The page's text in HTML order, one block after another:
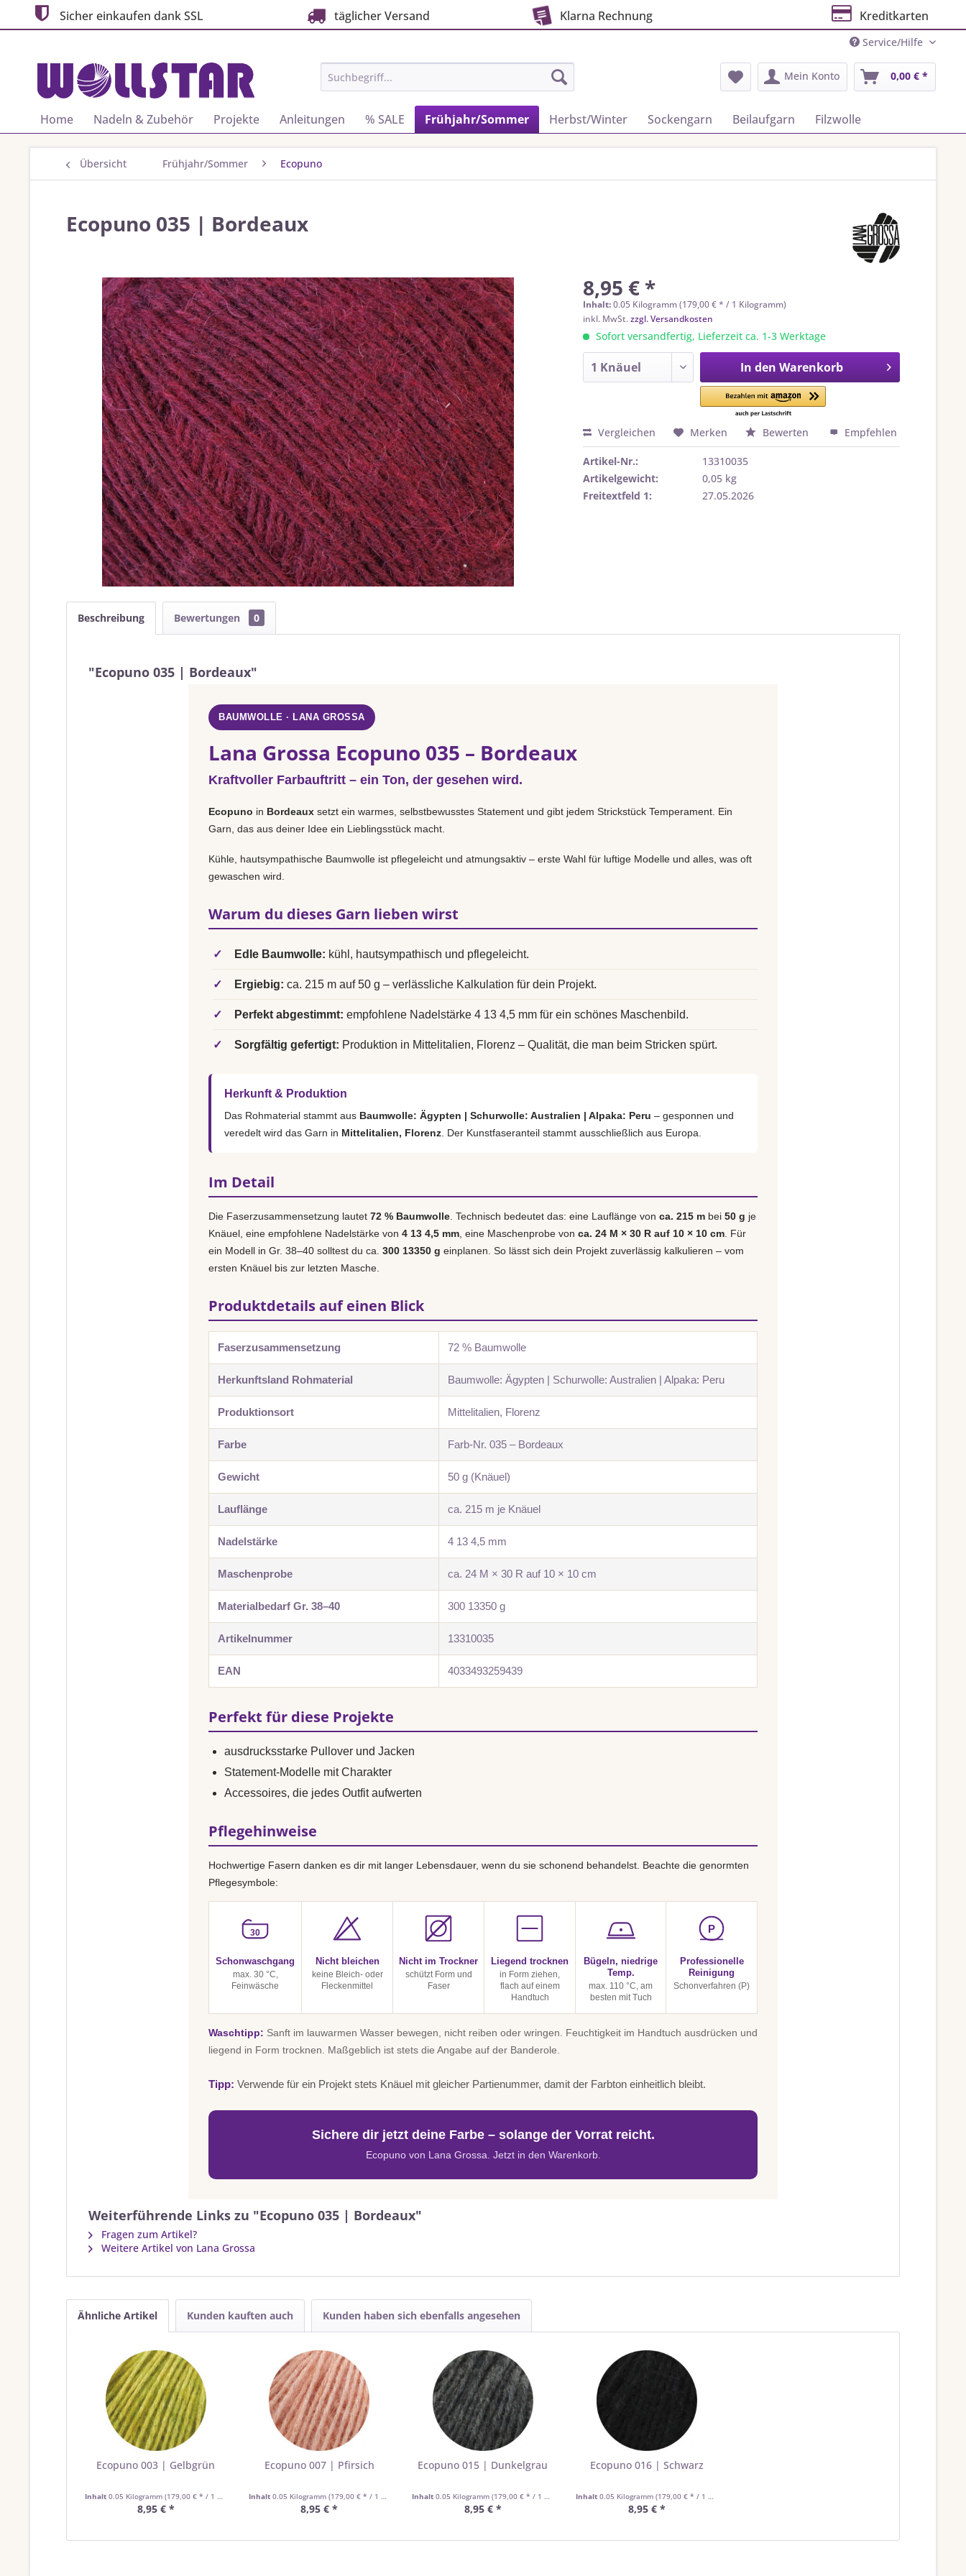
Sicher einkaufen dank SSL täglicher Versand Klarna Rechnung Kreditkarten
Service/Hilfe
Mein Konto 0,00 € *
Home Nadeln & Zubehör Projekte Anleitungen % SALE Frühjahr/Sommer Herbst/Winter Sockengarn Beilaufgarn Filzwolle
Übersicht Frühjahr/Sommer Ecopuno
Ecopuno 035 | Bordeaux
8,95 € *
Inhalt:0.05 Kilogramm (179,00 € * / 1 Kilogramm)
inkl. MwSt.zzgl. Versandkosten
Sofort versandfertig, Lieferzeit ca. 1-3 Werktage
In den Warenkorb
Vergleichen Merken Bewerten Empfehlen
Artikel-Nr.:
13310035
Artikelgewicht:
0,05 kg
Freitextfeld 1:
27.05.2026
Beschreibung Bewertungen 0
"Ecopuno 035 | Bordeaux"
BAUMWOLLE · LANA GROSSA
Lana Grossa Ecopuno 035 – Bordeaux
Kraftvoller Farbauftritt – ein Ton, der gesehen wird.
Ecopuno in Bordeaux setzt ein warmes, selbstbewusstes Statement und gibt jedem Strickstück Temperament. Ein
Garn, das aus deiner Idee ein Lieblingsstück macht.
Kühle, hautsympathische Baumwolle ist pflegeleicht und atmungsaktiv – erste Wahl für luftige Modelle und alles, was oft
gewaschen wird.
Warum du dieses Garn lieben wirst
✓ Edle Baumwolle: kühl, hautsympathisch und pflegeleicht.
✓ Ergiebig: ca. 215 m auf 50 g – verlässliche Kalkulation für dein Projekt.
✓ Perfekt abgestimmt: empfohlene Nadelstärke 4 13 4,5 mm für ein schönes Maschenbild.
✓ Sorgfältig gefertigt: Produktion in Mittelitalien, Florenz – Qualität, die man beim Stricken spürt.
Herkunft & Produktion
Das Rohmaterial stammt aus Baumwolle: Ägypten | Schurwolle: Australien | Alpaka: Peru – gesponnen und
veredelt wird das Garn in Mittelitalien, Florenz . Der Kunstfaseranteil stammt ausschließlich aus Europa.
Im Detail
Die Faserzusammensetzung lautet 72 % Baumwolle . Technisch bedeutet das: eine Lauflänge von ca. 215 m bei 50 g je
Knäuel, eine empfohlene Nadelstärke von 4 13 4,5 mm , eine Maschenprobe von ca. 24 M × 30 R auf 10 × 10 cm . Für
ein Modell in Gr. 38–40 solltest du ca. 300 13350 g einplanen. So lässt sich dein Projekt zuverlässig kalkulieren – vom
ersten Knäuel bis zur letzten Masche.
Produktdetails auf einen Blick
Faserzusammensetzung 72 % Baumwolle
Herkunftsland Rohmaterial Baumwolle: Ägypten | Schurwolle: Australien | Alpaka: Peru
Produktionsort Mittelitalien, Florenz
Farbe Farb-Nr. 035 – Bordeaux
Gewicht 50 g (Knäuel)
Lauflänge ca. 215 m je Knäuel
Nadelstärke 4 13 4,5 mm
Maschenprobe ca. 24 M × 30 R auf 10 × 10 cm
Materialbedarf Gr. 38–40 300 13350 g
Artikelnummer 13310035
EAN 4033493259439
Perfekt für diese Projekte
ausdrucksstarke Pullover und Jacken
Statement-Modelle mit Charakter
Accessoires, die jedes Outfit aufwerten
Pflegehinweise
Hochwertige Fasern danken es dir mit langer Lebensdauer, wenn du sie schonend behandelst. Beachte die genormten
Pflegesymbole:
30
Schonwaschgang
max. 30 °C,
Feinwäsche
Nicht bleichen
keine Bleich- oder
Fleckenmittel
Nicht im Trockner
schützt Form und
Faser
Liegend trocknen
in Form ziehen,
flach auf einem
Handtuch
Bügeln, niedrige
Temp.
max. 110 °C, am
besten mit Tuch
P
Professionelle
Reinigung
Schonverfahren (P)
Waschtipp: Sanft im lauwarmen Wasser bewegen, nicht reiben oder wringen. Feuchtigkeit im Handtuch ausdrücken und
liegend in Form trocknen. Maßgeblich ist stets die Angabe auf der Banderole.
Tipp: Verwende für ein Projekt stets Knäuel mit gleicher Partienummer, damit der Farbton einheitlich bleibt.
Sichere dir jetzt deine Farbe – solange der Vorrat reicht.
Ecopuno von Lana Grossa. Jetzt in den Warenkorb.
Weiterführende Links zu "Ecopuno 035 | Bordeaux"
Fragen zum Artikel?
Weitere Artikel von Lana Grossa
Ähnliche Artikel Kunden kauften auch Kunden haben sich ebenfalls angesehen
Ecopuno 003 | Gelbgrün
Inhalt 0.05 Kilogramm (179,00 € * / 1 Kilogramm)
8,95 € *
Ecopuno 007 | Pfirsich
Inhalt 0.05 Kilogramm (179,00 € * / 1 Kilogramm)
8,95 € *
Ecopuno 015 | Dunkelgrau
Inhalt0.05 Kilogramm(179,00 € * / 1 Kilogramm)
8,95 € *
Ecopuno 016 | Schwarz
Inhalt 0.05 Kilogramm (179,00 € * / 1 Kilogramm)
8,95 € *